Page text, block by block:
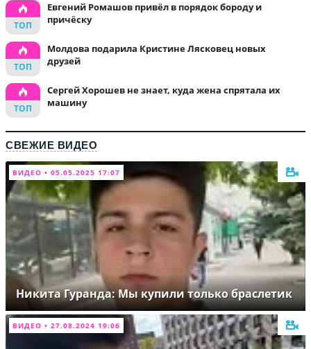
Евгений Ромашов привёл в порядок бороду и
причёску
Молдова подарила Кристине Лясковец новых
друзей
Сергей Хорошев не знает, куда жена спрятала их
машину
СВЕЖИЕ ВИДЕО
ВИДЕО • 05.05.2025 17:07
Никита Гуранда: Мы купили только браслетик
ВИДЕО • 27.08.2024 19:06